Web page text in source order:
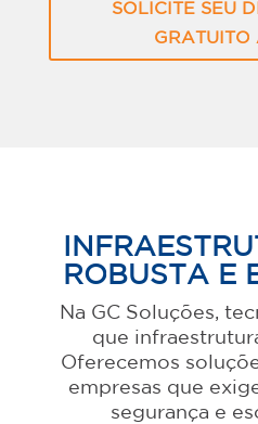
SOLICITE SEU
GRATUITO
ROBUSTA E
Na GC Soluções,
que
Oferecemos
empresas que
segurança e